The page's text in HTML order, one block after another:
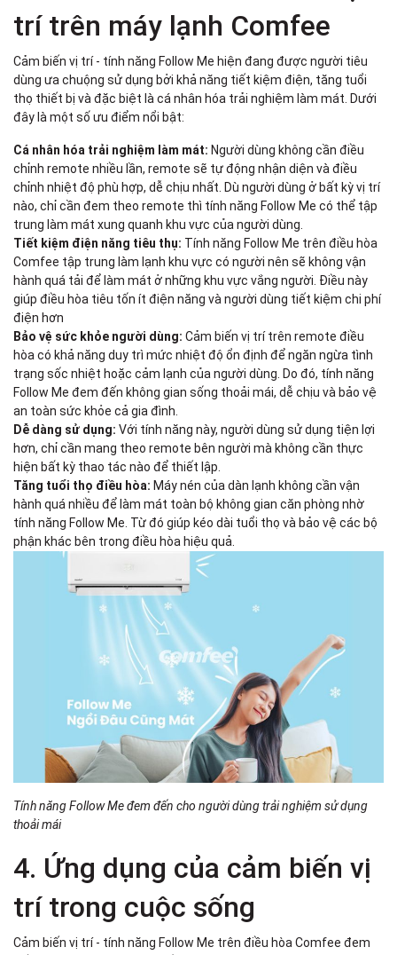
trí trên máy lạnh Comfee
Cảm biến vị trí - tính năng Follow Me hiện đang được người tiêu
dùng ưa chuộng sử dụng bởi khả năng tiết kiệm điện, tăng tuổi
thọ thiết bị và đặc biệt là cá nhân hóa trải nghiệm làm mát. Dưới
đây là một số ưu điểm nổi bật:
Cá nhân hóa trải nghiệm làm mát: Người dùng không cần điều
chỉnh remote nhiều lần, remote sẽ tự động nhận diện và điều
chỉnh nhiệt độ phù hợp, dễ chịu nhất. Dù người dùng ở bất kỳ vị trí
nào, chỉ cần đem theo remote thì tính năng Follow Me có thể tập
trung làm mát xung quanh khu vực của người dùng.
Tiết kiệm điện năng tiêu thụ: Tính năng Follow Me trên điều hòa
Comfee tập trung làm lạnh khu vực có người nên sẽ không vận
hành quá tải để làm mát ở những khu vực vắng người. Điều này
giúp điều hòa tiêu tốn ít điện năng và người dùng tiết kiệm chi phí
điện hơn
Bảo vệ sức khỏe người dùng: Cảm biến vị trí trên remote điều
hòa có khả năng duy trì mức nhiệt độ ổn định để ngăn ngừa tình
trạng sốc nhiệt hoặc cảm lạnh của người dùng. Do đó, tính năng
Follow Me đem đến không gian sống thoải mái, dễ chịu và bảo vệ
an toàn sức khỏe cả gia đình.
Dễ dàng sử dụng: Với tính năng này, người dùng sử dụng tiện lợi
hơn, chỉ cần mang theo remote bên người mà không cần thực
hiện bất kỳ thao tác nào để thiết lập.
Tăng tuổi thọ điều hòa: Máy nén của dàn lạnh không cần vận
hành quá nhiều để làm mát toàn bộ không gian căn phòng nhờ
tính năng Follow Me. Từ đó giúp kéo dài tuổi thọ và bảo vệ các bộ
phận khác bên trong điều hòa hiệu quả.
Tính năng Follow Me đem đến cho người dùng trải nghiệm sử dụng
thoải mái
4. Ứng dụng của cảm biến vị
trí trong cuộc sống
Cảm biến vị trí - tính năng Follow Me trên điều hòa Comfee đem